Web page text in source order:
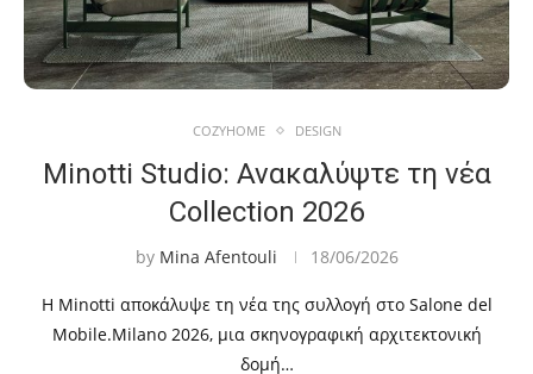
COZYHOME DESIGN
Minotti Studio: Ανακαλύψτε τη νέα
Collection 2026
by Mina Afentouli 18/06/2026
Η Minotti αποκάλυψε τη νέα της συλλογή στο Salone del
Mobile.Milano 2026, μια σκηνογραφική αρχιτεκτονική
δομή…